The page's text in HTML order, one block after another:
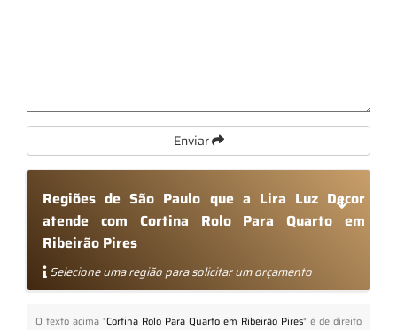
Enviar
Regiões de São Paulo que a Lira Luz Decor
atende com Cortina Rolo Para Quarto em
Ribeirão Pires
Selecione uma região para solicitar um orçamento
O texto acima "Cortina Rolo Para Quarto em Ribeirão Pires" é de direito